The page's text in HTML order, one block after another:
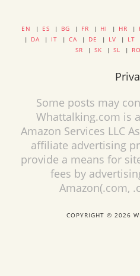
EN | ES | BG | FR | HI | HR |
| DA | IT | CA | DE | LV | LT
SR | SK | SL | RO
Some posts may
Whattalking.com is
Amazon Services LLC
affiliate advertising
provide a means for
fees by
Amazon(.com,
COPYRIGHT © 2026